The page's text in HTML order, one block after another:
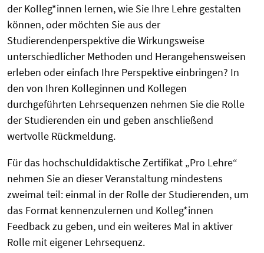
der Kolleg*innen lernen, wie Sie Ihre Lehre gestalten
können, oder möchten Sie aus der
Studierendenperspektive die Wirkungsweise
unterschiedlicher Methoden und Herangehensweisen
erleben oder einfach Ihre Perspektive einbringen? In
den von Ihren Kolleginnen und Kollegen
durchgeführten Lehrsequenzen nehmen Sie die Rolle
der Studierenden ein und geben anschließend
wertvolle Rückmeldung.
Für das hochschuldidaktische Zertifikat „Pro Lehre“
nehmen Sie an dieser Veranstaltung mindestens
zweimal teil: einmal in der Rolle der Studierenden, um
das Format kennenzulernen und Kolleg*innen
Feedback zu geben, und ein weiteres Mal in aktiver
Rolle mit eigener Lehrsequenz.